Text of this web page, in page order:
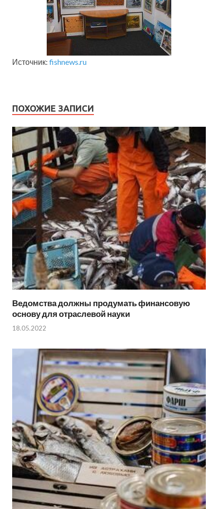
Источник: fishnews.ru
ПОХОЖИЕ ЗАПИСИ
Ведомства должны продумать финансовую
основу для отраслевой науки
18.05.2022